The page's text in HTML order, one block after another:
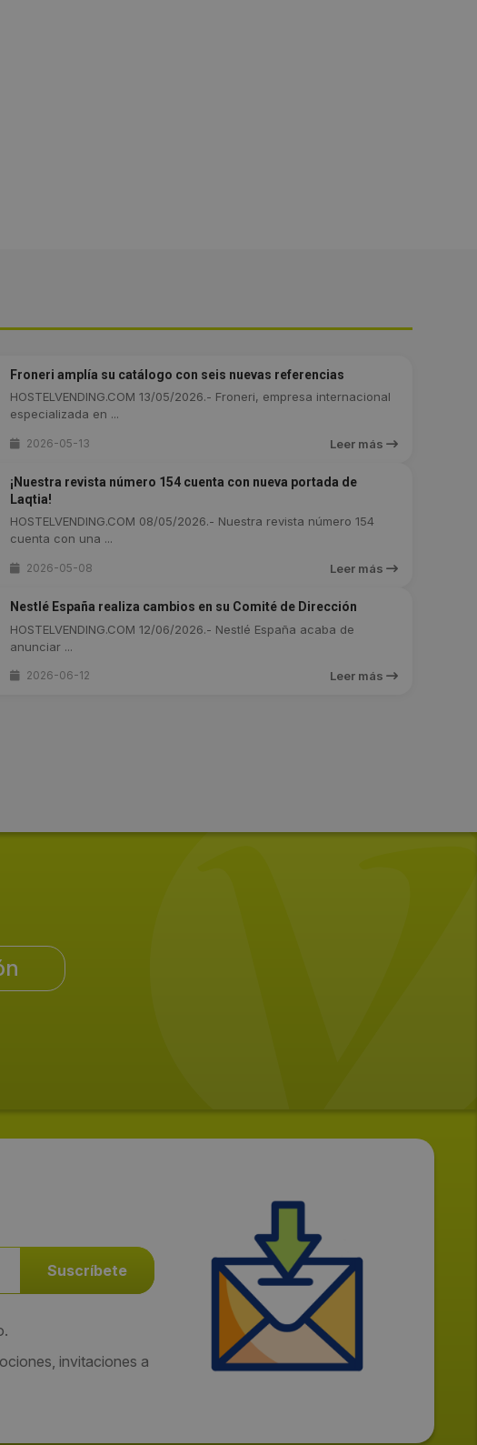
Froneri amplía su catálogo con seis nuevas referencias
HOSTELVENDING.COM 13/05/2026.- Froneri, empresa internacional
especializada en ...
2026-05-13 Leer más
¡Nuestra revista número 154 cuenta con nueva portada de
Laqtia!
HOSTELVENDING.COM 08/05/2026.- Nuestra revista número 154
cuenta con una ...
2026-05-08 Leer más
Nestlé España realiza cambios en su Comité de Dirección
HOSTELVENDING.COM 12/06/2026.- Nestlé España acaba de
anunciar ...
2026-06-12 Leer más
invitaciones a